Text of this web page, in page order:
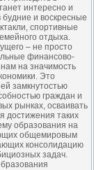
интересно и
и воскресные
спортивные
отдыха.
– не просто
финансово-
на значимость
Это
замкнутостью
граждан и
рынках, осваивать
достижения таких
образования на
общемировым
консолидацию
задач.